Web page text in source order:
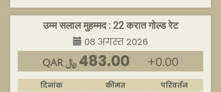
उम्म सलाल मुहम्मद : 22 करात गोल्ड रेट
08 अगस्त 2026
QAR ﷼ 483.00 +0.00
दिनांक कीमत
परिवर्तन